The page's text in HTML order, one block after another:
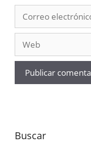
electrónico
Buscar